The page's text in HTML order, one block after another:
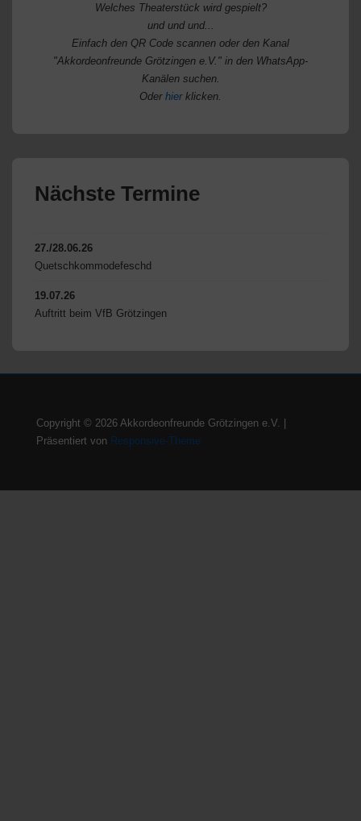
Welches Theaterstück wird gespielt?
und und und...
Einfach den QR Code scannen oder den Kanal
"Akkordeonfreunde Grötzingen e.V." in den WhatsApp-
Kanälen suchen.
Oder hierklicken.
Nächste Termine
27./28.06.26
Quetschkommodefeschd
19.07.26
Auftritt beim VfB Grötzingen
Copyright © 2026 Akkordeonfreunde Grötzingen e.V.
Präsentiert von Responsive-Theme